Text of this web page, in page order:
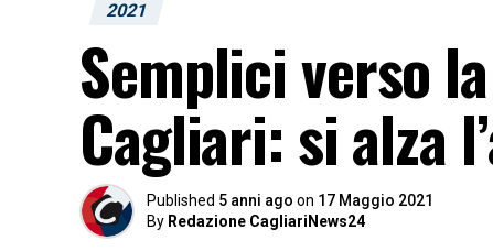
2021
Semplici verso
Cagliari: si alza
Published 5 anni ago on 17 Maggio 2021
By Redazione CagliariNews24